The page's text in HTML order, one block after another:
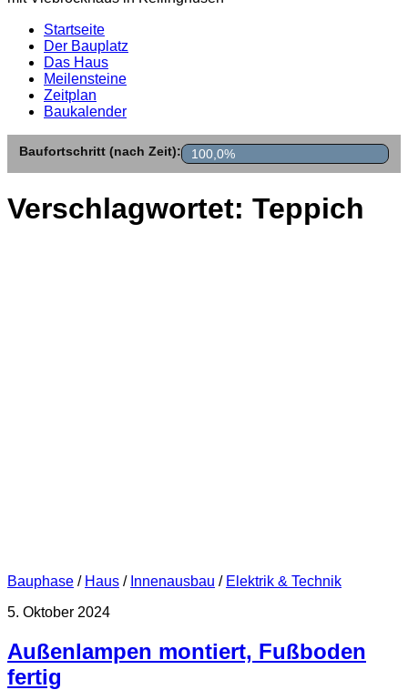
Startseite
Der Bauplatz
Das Haus
Meilensteine
Zeitplan
Baukalender
Baufortschritt (nach Zeit): 100,0%
Verschlagwortet: Teppich
Bauphase / Haus / Innenausbau / Elektrik & Technik
5. Oktober 2024
Außenlampen montiert, Fußboden
fertig